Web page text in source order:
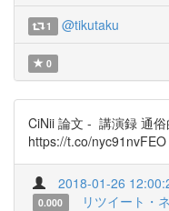
1 @tikutaku
0
CiNii 論文 - 講演録 通
https://t.co/nyc91nvFEO
2018-01-26
0.000
リツイート・